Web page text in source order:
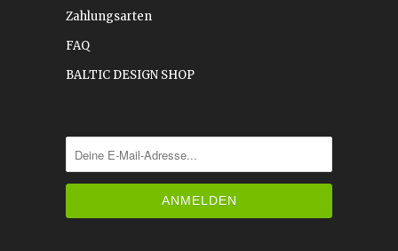
Zahlungsarten
FAQ
BALTIC DESIGN SHOP